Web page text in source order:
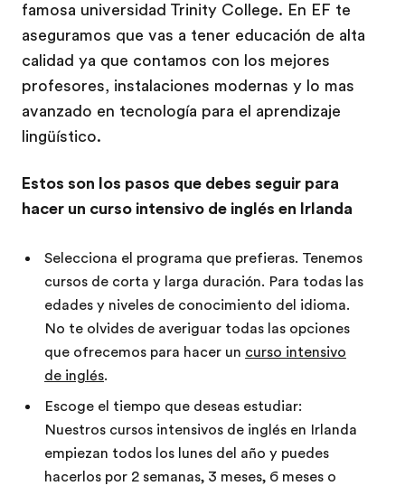
famosa universidad Trinity College. En EF te
aseguramos que vas a tener educación de alta
calidad ya que contamos con los mejores
profesores, instalaciones modernas y lo mas
avanzado en tecnología para el aprendizaje
lingüístico.
Estos son los pasos que debes seguir para
hacer un curso intensivo de inglés en Irlanda
Selecciona el programa que prefieras. Tenemos
cursos de corta y larga duración. Para todas las
edades y niveles de conocimiento del idioma.
No te olvides de averiguar todas las opciones
que ofrecemos para hacer un curso intensivo
de inglés.
Escoge el tiempo que deseas estudiar:
Nuestros cursos intensivos de inglés en Irlanda
empiezan todos los lunes del año y puedes
hacerlos por 2 semanas, 3 meses, 6 meses o